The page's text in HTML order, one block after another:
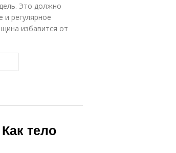
Это должно
регулярное
избавится от
тело